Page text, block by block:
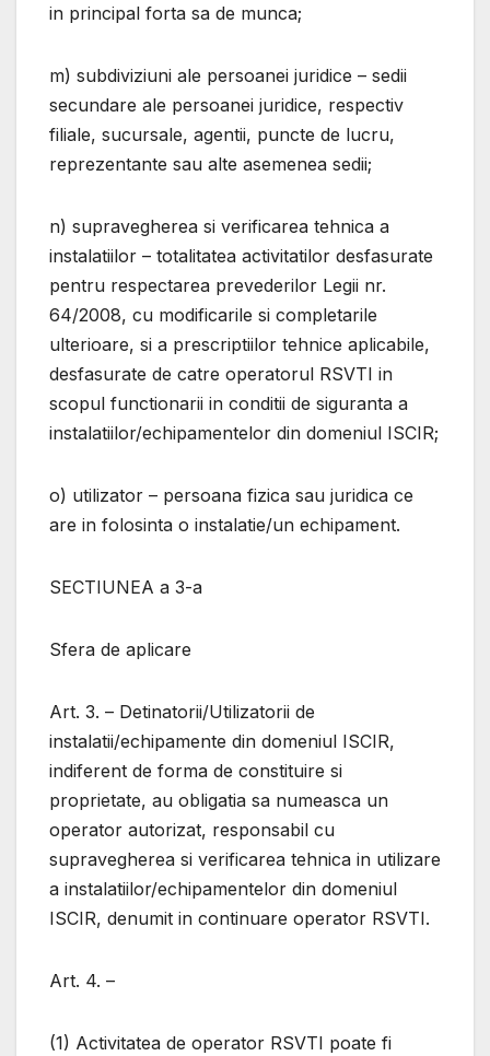
in principal forta sa de munca;
m) subdiviziuni ale persoanei juridice – sedii
secundare ale persoanei juridice, respectiv
filiale, sucursale, agentii, puncte de lucru,
reprezentante sau alte asemenea sedii;
n) supravegherea si verificarea tehnica a
instalatiilor – totalitatea activitatilor desfasurate
pentru respectarea prevederilor Legii nr.
64/2008, cu modificarile si completarile
ulterioare, si a prescriptiilor tehnice aplicabile,
desfasurate de catre operatorul RSVTI in
scopul functionarii in conditii de siguranta a
instalatiilor/echipamentelor din domeniul ISCIR;
o) utilizator – persoana fizica sau juridica ce
are in folosinta o instalatie/un echipament.
SECTIUNEA a 3-a
Sfera de aplicare
Art. 3. – Detinatorii/Utilizatorii de
instalatii/echipamente din domeniul ISCIR,
indiferent de forma de constituire si
proprietate, au obligatia sa numeasca un
operator autorizat, responsabil cu
supravegherea si verificarea tehnica in utilizare
a instalatiilor/echipamentelor din domeniul
ISCIR, denumit in continuare operator RSVTI.
Art. 4. –
(1) Activitatea de operator RSVTI poate fi